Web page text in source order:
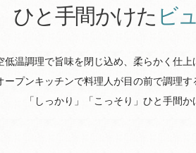
ひと手間かけた ビ
低温調理で旨味を閉じ込め、柔らかく仕
ープンキッチンで料理人が目の前で調理
「しっかり」「こっそり」ひと手間か